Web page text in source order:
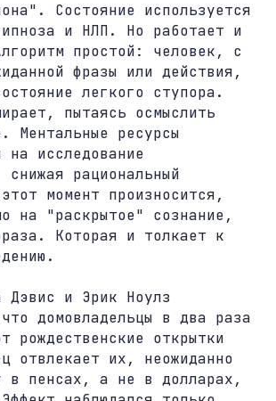
Состояние используется
и НЛП. Но работает и
простой: человек, с
фразы или действия,
легкого ступора.
пытаясь осмыслить
Ментальные ресурсы
на исследование
снижая рациональный
момент произносится,
на "раскрытое" сознание,
Которая и толкает к
Дэвис и Эрик Ноулз
домовладельцы в два раза
рождественские открытки
отвлекает их, неожиданно
в пенсах, а не в долларах,